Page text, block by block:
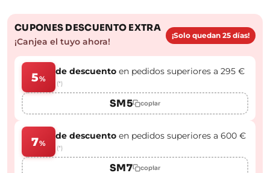
CUPONES DESCUENTO EXTRA
¡Canjea el tuyo ahora!
¡Solo quedan 25 días!
5%
de descuento en pedidos superiores a 295 €
(*)
SM5 copiar
7%
de descuento en pedidos superiores a 600 €
(*)
SM7 copiar